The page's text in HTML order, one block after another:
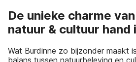
De unieke charme
natuur & cultuur hand
Wat Burdinne zo bijzonder maakt